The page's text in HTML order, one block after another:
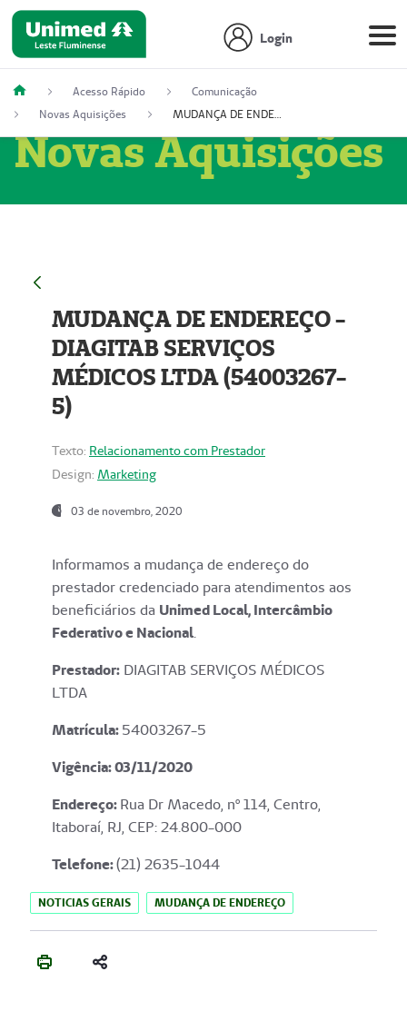
Login
Acesso Rápido
Comunicação
Novas Aquisições
MUDANÇA DE ENDEREÇO - DIAGITAB SERVIÇOS MÉDICOS LTDA (54003267-5)
Novas Aquisições
MUDANÇA DE ENDEREÇO -
DIAGITAB SERVIÇOS
MÉDICOS LTDA (54003267-
5)
Texto: Relacionamento com Prestador
Design: Marketing
03 de novembro, 2020
Informamos a mudança de endereço do
prestador credenciado para atendimentos aos
beneficiários da Unimed Local, Intercâmbio
Federativo e Nacional.
Prestador: DIAGITAB SERVIÇOS MÉDICOS
LTDA
Matrícula:54003267-5
Vigência: 03/11/2020
Endereço:Rua Dr Macedo, nº 114, Centro,
Itaboraí, RJ, CEP: 24.800-000
Telefone:(21) 2635-1044
NOTICIAS GERAIS MUDANÇA DE ENDEREÇO